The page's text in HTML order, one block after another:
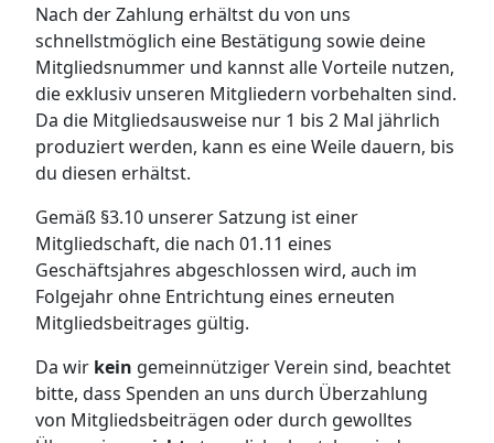
Nach der Zahlung erhältst du von uns
schnellstmöglich eine Bestätigung sowie deine
Mitgliedsnummer und kannst alle Vorteile nutzen,
die exklusiv unseren Mitgliedern vorbehalten sind.
Da die Mitgliedsausweise nur 1 bis 2 Mal jährlich
produziert werden, kann es eine Weile dauern, bis
du diesen erhältst.
Gemäß §3.10 unserer Satzung ist einer
Mitgliedschaft, die nach 01.11 eines
Geschäftsjahres abgeschlossen wird, auch im
Folgejahr ohne Entrichtung eines erneuten
Mitgliedsbeitrages gültig.
Da wir kein gemeinnütziger Verein sind, beachtet
bitte, dass Spenden an uns durch Überzahlung
von Mitgliedsbeiträgen oder durch gewolltes